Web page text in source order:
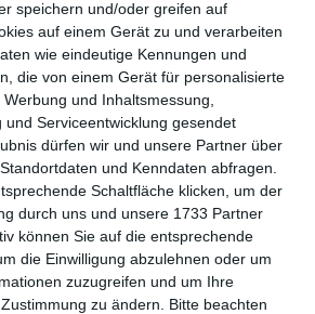
speichern und/oder greifen auf
auf einem Gerät zu und verarbeiten
wie eindeutige Kennungen und
die von einem Gerät für personalisierte
und Inhaltsmessung,
Serviceentwicklung gesendet
dürfen wir und unsere Partner über
und Kenndaten abfragen.
Schaltfläche klicken, um der
durch uns und unsere 1733 Partner
können Sie auf die entsprechende
die Einwilligung abzulehnen oder um
zuzugreifen und um Ihre
zu ändern.
Bitte beachten
TEILEN
Twitter, WhatsApp, ...
KARTEN IN DIESEN
ANSEHEN
Liebe und Gefühle
Küsschen, Knuddel